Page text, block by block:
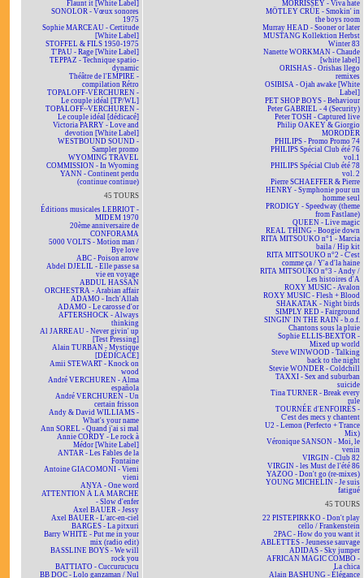
Flaunt it [White Label]
SONOLOR - Vœux sonores
1975
Sophie MARCEAU - Certitude
[White Label]
STOFFEL & FILS 1950-1975
T'PAU - Rage [White Label]
TEPPAZ - Technique spatio-
dynamic
Théâtre de l'EMPIRE -
compilation Rétro
TOPALOFF-VERCHUREN -
Le couple idéal [TP/WL]
TOPALOFF~VERCHUREN -
Le couple idéal [dédicacé]
Victoria PARRY - Love and
devotion [White Label]
WESTBOUND SOUND -
Sampler promo
WYOMING TRAVEL
COMMISSION - In Wyoming
YANN - Continent perdu
(continue continue)
45 TOURS
Éditions musicales LEBRIOT -
MIDEM 1970
20ème anniversaire de
CONFORAMA
5000 VOLTS - Motion man /
Bye love
ABC - Poison arrow
Abdel DJELIL - Elle passe sa
vie en voyage
ABDUL HASSAN
ORCHESTRA - Arabian affair
ADAMO - Inch'Allah
ADAMO - Le carosse d'or
AFTERSHOCK - Always
thinking
Al JARREAU - Never givin' up
[Test Pressing]
Alain TURBAN - Mystique
[DÉDICACÉ]
Amii STEWART - Knock on
wood
André VERCHUREN - Alma
española
André VERCHUREN - Un
certain frisson
Andy & David WILLIAMS -
What's your name
Ann SOREL - Quand j'ai si mal
Annie CORDY - Le rock à
Médor [White Label]
ANTAR - Les Fables de la
Fontaine
Antoine GIACOMONI - Vieni
vieni
ANYA - One word
ATTENTION À LA MARCHE
- Slow d'enfer
Axel BAUER - Jessy
Axel BAUER - L'arc-en-ciel
BARGES - La pitxuri
Barry WHITE - Put me in your
mix (radio edit)
BASSLINE BOYS - We will
rock you
BATTIATO - Cuccurucucu
BB DOC - Lolo ganzaman / Nul
MORRISSEY - Viva hate
MÖTLEY CRÜE - Smokin' in
the boys room
Murray HEAD - Sooner or later
MUSTANG Kollektion Herbst
Winter 83
Nanette WORKMAN - Chaude
[white label]
ORISHAS - Orishas llego
remixes
OSIBISA - Ojah awake [White
Label]
PET SHOP BOYS - Behaviour
Peter GABRIEL - 4 (Security)
Peter TOSH - Captured live
Philip OAKEY & Giorgio
MORODER
PHILIPS - Promo Promo 74
PHILIPS Spécial Club été 76
vol.1
PHILIPS Spécial Club été 78
vol. 2
Pierre SCHAEFFER & Pierre
HENRY - Symphonie pour un
homme seul
PRODIGY - Speedway (theme
from Fastlane)
QUEEN - Live magic
REAL THING - Boogie down
RITA MITSOUKO n°1 - Marcia
baila / Hip kit
RITA MITSOUKO n°2 - C'est
comme ça / Y'a d'la haine
RITA MITSOUKO n°3 - Andy /
Les histoires d'A
ROXY MUSIC - Avalon
ROXY MUSIC - Flesh + Blood
SHAKATAK - Night birds
SIMPLY RED - Fairground
SINGIN' IN THE RAIN - b.o.f.
Chantons sous la pluie
Sophie ELLIS-BEXTOR -
Mixed up world
Steve WINWOOD - Talking
back to the night
Stevie WONDER - Coldchill
TAXXI - Sex and suburban
suicide
Tina TURNER - Break every
rule
TOURNÉE d'ENFOIRÉS -
C'est des mecs y chantent
U2 - Lemon (Perfecto + Trance
Mix)
Véronique SANSON - Moi, le
venin
VIRGIN - Club 82
VIRGIN - les Must de l'été 86
YAZOO - Don't go (re-mixes)
YOUNG MICHELIN - Je suis
fatigué
45 TOURS
22 PISTEPIRKKO - Don't play
cello / Frankenstein
2PAC - How do you want it
ABLETTES - Jeunesse sauvage
ADIDAS - Sky jumper
AFRICAN MAGIC COMBO -
La chica
Alain BASHUNG - Élégance